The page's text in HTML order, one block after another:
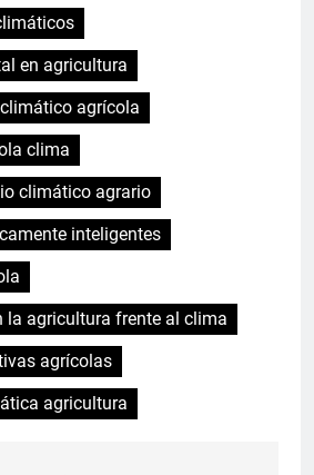
en agricultura
agrícola
clima
climático agrario
inteligentes
la agricultura frente al clima
agrícolas
agricultura